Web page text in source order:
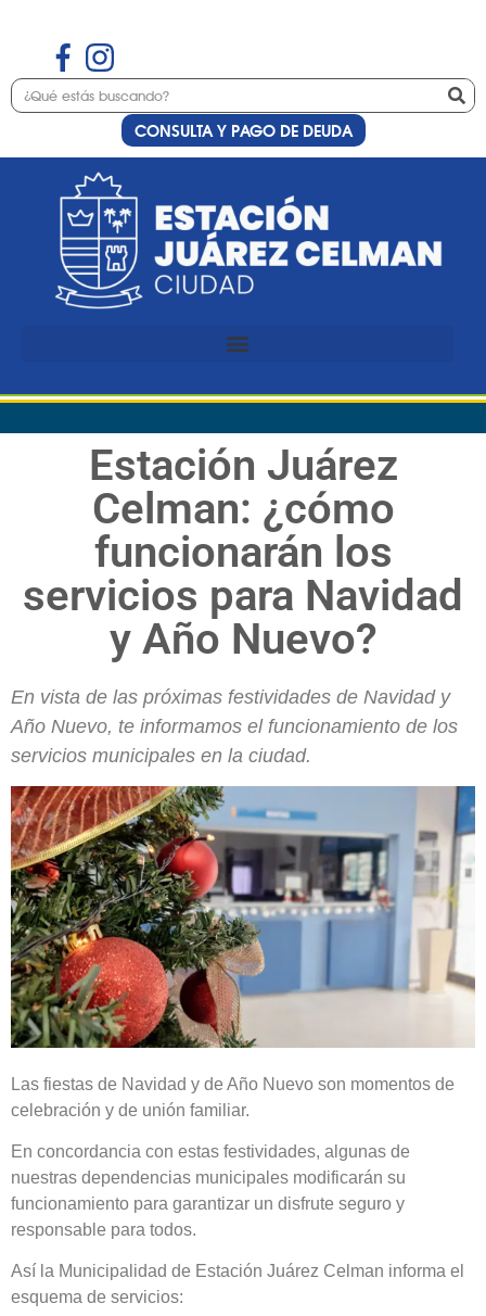
CONSULTA Y PAGO DE DEUDA
Estación Juárez
Celman: ¿cómo
funcionarán los
servicios para Navidad
y Año Nuevo?
En vista de las próximas festividades de Navidad y
Año Nuevo, te informamos el funcionamiento de los
servicios municipales en la ciudad.
Las fiestas de Navidad y de Año Nuevo son momentos de
celebración y de unión familiar.
En concordancia con estas festividades, algunas de
nuestras dependencias municipales modificarán su
funcionamiento para garantizar un disfrute seguro y
responsable para todos.
Así la Municipalidad de Estación Juárez Celman informa el
esquema de servicios: